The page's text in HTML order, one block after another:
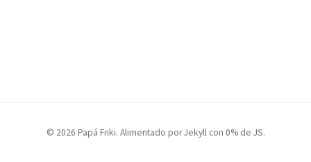
© 2026 Papá Friki. Alimentado por Jekyll con 0% de JS.